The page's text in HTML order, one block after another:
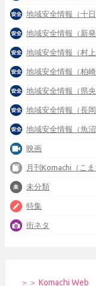
地域安全情報（十日
地域安全情報（新発
地域安全情報（村上
地域安全情報（柏崎
地域安全情報（県央
地域安全情報（長岡
地域安全情報（魚沼
映画
月刊Komachi（こま
未分類
特集
街ネタ
＞＞ Komachi Web